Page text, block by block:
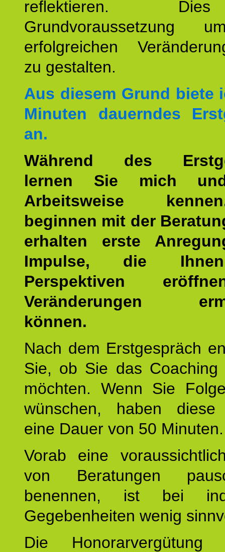
reflektieren.
Grundvoraussetzung
erfolgreichen
zu gestalten.
Aus diesem Grund biete
Minuten dauerndes
an.
Während des
lernen Sie mich
Arbeitsweise
beginnen mit der
erhalten erste
Impulse, die
Perspektiven
Veränderungen
können.
Nach dem Erstgespräch
Sie, ob Sie das Coaching
möchten. Wenn Sie
wünschen, haben diese
eine Dauer von 50 Minuten.
Vorab eine
von Beratungen
benennen, ist bei
Gegebenheiten wenig
Die